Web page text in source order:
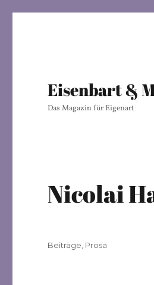
Eisenbart &
Das Magazin für Eigenart
Nicolai
Veröffentlicht
Kategorien
Beiträge Prosa